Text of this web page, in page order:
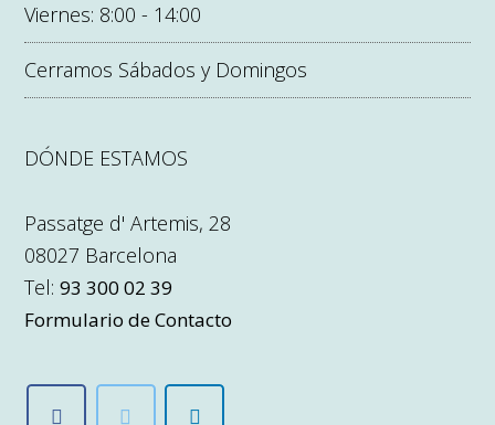
Viernes: 8:00 - 14:00
Cerramos Sábados y Domingos
DÓNDE ESTAMOS
Passatge d' Artemis, 28
08027 Barcelona
Tel:93 300 02 39
Formulario de Contacto